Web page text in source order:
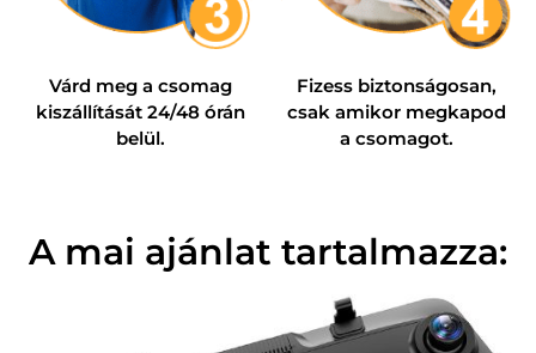
Várd meg a csomag
kiszállítását 24/48 órán
belül.
Fizess biztonságosan,
csak amikor megkapod
a csomagot.
A mai ajánlat tartalmazza:​